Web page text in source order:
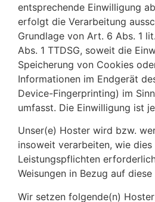
entsprechende Einwilligung
erfolgt die Verarbeitung
Grundlage von Art. 6 Abs. 1
Abs. 1 TTDSG, soweit die
Speicherung von Cookies
Informationen im Endgerät
Device-Fingerprinting) im
umfasst. Die Einwilligung ist
Unser(e) Hoster wird bzw.
insoweit verarbeiten, wie
Leistungspflichten
Weisungen in Bezug auf
Wir setzen folgende(n)